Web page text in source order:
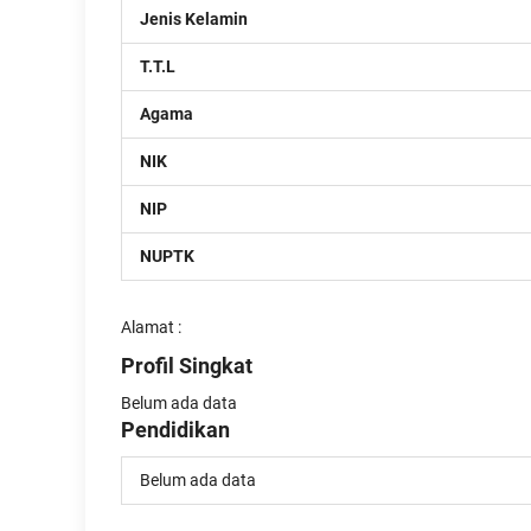
Jenis Kelamin
T.T.L
Agama
NIK
NIP
NUPTK
Alamat :
Profil Singkat
Belum ada data
Pendidikan
Belum ada data